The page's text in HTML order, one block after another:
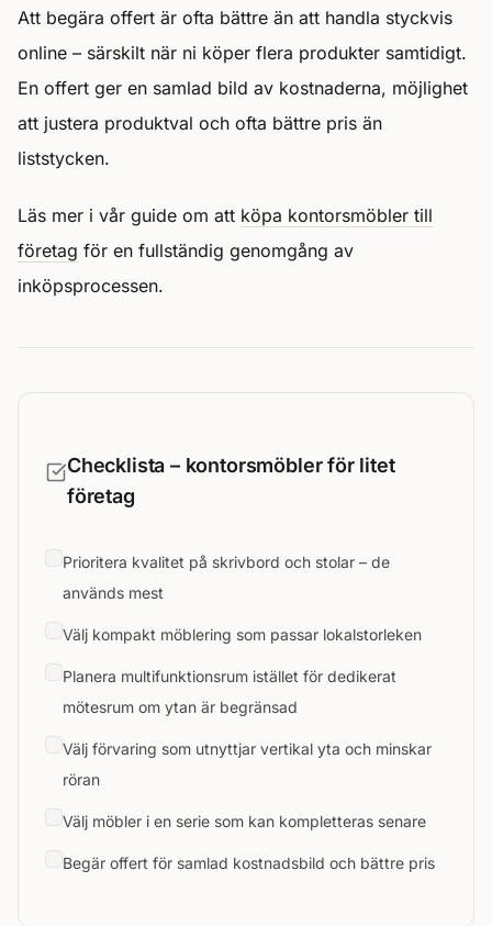
Att begära offert är ofta bättre än att handla styckvis
online – särskilt när ni köper flera produkter samtidigt.
En offert ger en samlad bild av kostnaderna, möjlighet
att justera produktval och ofta bättre pris än
liststycken.
Läs mer i vår guide om att köpa kontorsmöbler till
företag för en fullständig genomgång av
inköpsprocessen.
Checklista – kontorsmöbler för litet
företag
Prioritera kvalitet på skrivbord och stolar – de
används mest
Välj kompakt möblering som passar lokalstorleken
Planera multifunktionsrum istället för dedikerat
mötesrum om ytan är begränsad
Välj förvaring som utnyttjar vertikal yta och minskar
röran
Välj möbler i en serie som kan kompletteras senare
Begär offert för samlad kostnadsbild och bättre pris